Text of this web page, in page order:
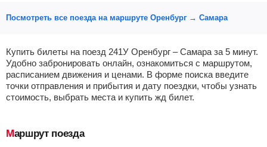
17:22 2мин 17:24 267 км 4 ч 52 м
Приб.
17:53
Стонка
2мин
Отпр.
17:55
Км
291 км
В пути
5 ч 23 м
Посмотреть все поезда на маршруте Оренбург → Самара
Купить билеты на поезд 241У Оренбург – Самара за 5 минут.
Удобно забронировать онлайн, ознакомиться с маршрутом,
расписанием движения и ценами. В форме поиска введите
точки отправления и прибытия и дату поездки, чтобы узнать
стоимость, выбрать места и купить жд билет.
Маршрут поезда